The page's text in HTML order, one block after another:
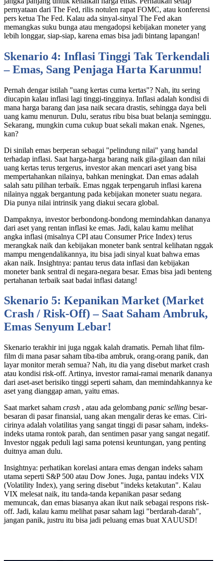
pernyataan dari The Fed, rilis notulen rapat FOMC, atau konferensi
pers ketua The Fed. Kalau ada sinyal-sinyal The Fed akan
memangkas suku bunga atau mengadopsi kebijakan moneter yang
lebih longgar, siap-siap, karena emas bisa jadi bintang lapangan!
Skenario 4: Inflasi Tinggi Tak Terkendali
– Emas, Sang Penjaga Harta Karunmu!
Pernah dengar istilah "uang kertas cuma kertas"? Nah, itu sering
diucapin kalau inflasi lagi tinggi-tingginya. Inflasi adalah kondisi di
mana harga barang dan jasa naik secara drastis, sehingga daya beli
uang kamu menurun. Dulu, seratus ribu bisa buat belanja seminggu.
Sekarang, mungkin cuma cukup buat sekali makan enak. Ngenes,
kan?
Di sinilah emas berperan sebagai "pelindung nilai" yang handal
terhadap inflasi. Saat harga-harga barang naik gila-gilaan dan nilai
uang kertas terus tergerus, investor akan mencari aset yang bisa
mempertahankan nilainya, bahkan meningkat. Dan emas adalah
salah satu pilihan terbaik. Emas nggak terpengaruh inflasi karena
nilainya nggak bergantung pada kebijakan moneter suatu negara.
Dia punya nilai intrinsik yang diakui secara global.
Dampaknya, investor berbondong-bondong memindahkan dananya
dari aset yang rentan inflasi ke emas. Jadi, kalau kamu melihat
angka inflasi (misalnya CPI atau Consumer Price Index) terus
merangkak naik dan kebijakan moneter bank sentral kelihatan nggak
mampu mengendalikannya, itu bisa jadi sinyal kuat bahwa emas
akan naik. Insightnya: pantau terus data inflasi dan kebijakan
moneter bank sentral di negara-negara besar. Emas bisa jadi benteng
pertahanan terbaik saat badai inflasi datang!
Skenario 5: Kepanikan Market (Market
Crash / Risk-Off) – Saat Saham Ambruk,
Emas Senyum Lebar!
Skenario terakhir ini juga nggak kalah dramatis. Pernah lihat film-
film di mana pasar saham tiba-tiba ambruk, orang-orang panik, dan
layar monitor merah semua? Nah, itu dia yang disebut market crash
atau kondisi risk-off. Artinya, investor ramai-ramai menarik dananya
dari aset-aset berisiko tinggi seperti saham, dan memindahkannya ke
aset yang dianggap aman, yaitu emas.
Saat market saham crash , atau ada gelombang panic selling besar-
besaran di pasar finansial, uang akan mengalir deras ke emas. Ciri-
cirinya adalah volatilitas yang sangat tinggi di pasar saham, indeks-
indeks utama rontok parah, dan sentimen pasar yang sangat negatif.
Investor nggak peduli lagi sama potensi keuntungan, yang penting
duitnya aman dulu.
Insightnya: perhatikan korelasi antara emas dengan indeks saham
utama seperti S&P 500 atau Dow Jones. Juga, pantau indeks VIX
(Volatility Index), yang sering disebut "indeks ketakutan". Kalau
VIX melesat naik, itu tanda-tanda kepanikan pasar sedang
memuncak, dan emas biasanya akan ikut naik sebagai respons risk-
off. Jadi, kalau kamu melihat pasar saham lagi "berdarah-darah",
jangan panik, justru itu bisa jadi peluang emas buat XAUUSD!